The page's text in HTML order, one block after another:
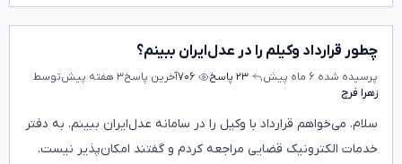
چطور قرارداد وکیلم را در عدل‌ایران ببینم؟
پرسیده شده ۶ ماه پیش ۲۳ پاسخ ۷۰۶آخرین پاسخ۳ هفته پیش
توسط
زهرا فرج
سلام. می‌خواهم قرارداد با وکیل را در سامانه عدل‌ایران ببینم. به دفتر
خدمات الکترونیک قضایی مراجعه کردم و گفتند امکان‌پذیر نیست.